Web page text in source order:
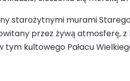
starożytnymi murami
przez żywą
kultowego Pałacu